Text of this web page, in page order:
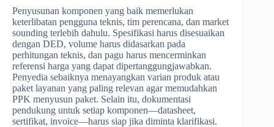
Penyusunan komponen yang baik memerlukan
keterlibatan pengguna teknis, tim perencana, dan market
sounding terlebih dahulu. Spesifikasi harus disesuaikan
dengan DED, volume harus didasarkan pada
perhitungan teknis, dan pagu harus mencerminkan
referensi harga yang dapat dipertanggungjawabkan.
Penyedia sebaiknya menayangkan varian produk atau
paket layanan yang paling relevan agar memudahkan
PPK menyusun paket. Selain itu, dokumentasi
pendukung untuk setiap komponen—datasheet,
sertifikat, invoice—harus siap jika diminta klarifikasi.